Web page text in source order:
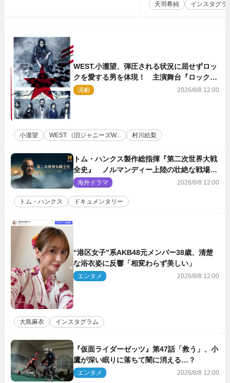
天羽希純 インスタグラ
WEST.小瀧望、弾圧される状況に屈せずロッ
クを愛する男を体現！ 主演舞台『ロックン
ロール』ビジュアル解禁
演劇 2026/8/8 12:00
小瀧望 WEST.（旧ジャニーズW... 村川絵梨
トム・ハンクス製作総指揮『第二次世界大戦
全史』 ノルマンディー上陸の壮絶な戦場を
収めた特別映像解禁
海外ドラマ 2026/8/8 12:00
トム・ハンクス ドキュメンタリー
“港区女子”系AKB48元メンバー38歳、清楚
な浴衣姿に反響「相変わらず美しい」
エンタメ 2026/8/8 12:00
大島麻衣 インスタグラム
『仮面ライダーゼッツ』第47話「救う」、小
鷹が深い眠りに落ちて闇に消える…？
エンタメ 2026/8/8 12:00